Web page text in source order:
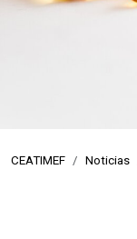
CEATIMEF Noticias